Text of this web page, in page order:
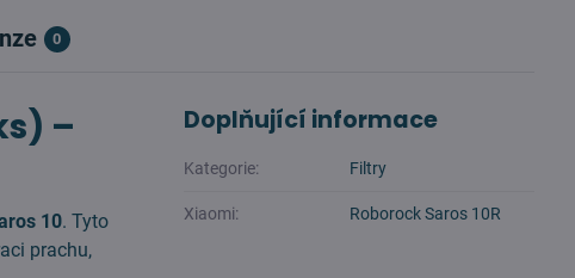
0
–
10. Tyto
prachu,
Doplňující informace
Kategorie: Filtry
Xiaomi: Roborock Saros 10R